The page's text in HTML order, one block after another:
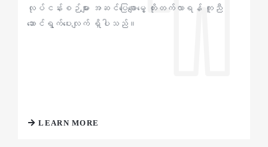
လုပ်ငန်းစဉ်များ အဆင်ပြေချောမွေ့ တိုးတက်လာရန် ကူညီ
ဆောင်ရွက်ပေးလျက် ရှိပါသည်။
LEARN MORE